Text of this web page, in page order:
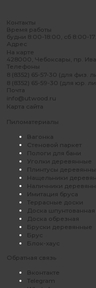
Контакты
Время работы
будни 8:00-18:00, сб 8:00-
Адрес
На карте
428000, Чебоксары, пр.
Телефоны
8 (8352) 65-57-30 (для физ.
8 (8352) 65-59-30 (для юр.
Почта
info@utwood.ru
Карта сайта
Пиломатериалы
Вагонка
Стеновой паркет
Пологи для бани
Уголки деревянные
Плинтусы
Нащельники
Наличники
Имитация бруса
Террасные доски
Доска
Доска обрезная
Бруски деревянные
Брус
Блок-хаус
Обратная связь
Вконтакте
Telegram